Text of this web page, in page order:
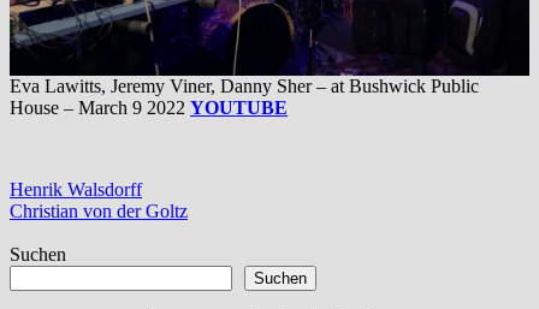
Eva Lawitts, Jeremy Viner, Danny Sher – at Bushwick Public
House – March 9 2022 YOUTUBE
Beitragsnavigation
Vorheriger
Beitrag:
Henrik Walsdorff
Nächster
Christian von der Goltz
Suchen
Suchen